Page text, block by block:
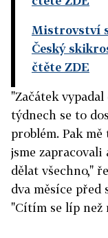
Mistrovství
Český
čtěte ZDE
"Začátek
týdnech se to
problém. Pak
jsme zapracovali
dělat všechno,"
dva měsíce před
"Cítím se líp než